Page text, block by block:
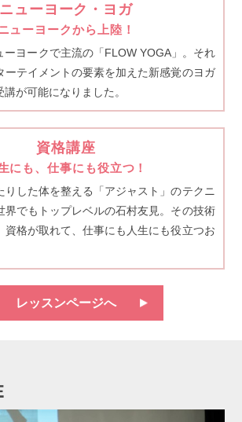
ニューヨーク・ヨガ
ューヨークから上陸！
ーヨークで主流の「FLOW YOGA」。それ
ーテイメントの要素を加えた新感覚のヨガ
が可能になりました。
資格講座
にも、仕事にも役立つ！
りした体を整える「アジャスト」のテクニ
界でもトップレベルの石村友見。その技術
資格が取れて、仕事にも人生にも役立つお
レッスンページへ